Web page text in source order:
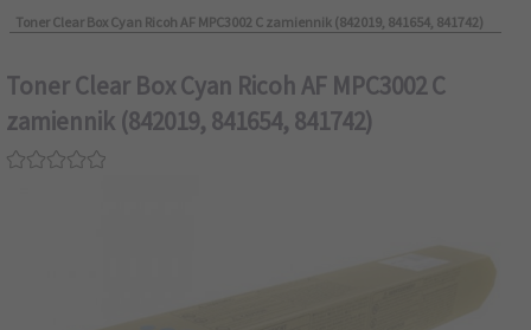
Toner Clear Box Cyan Ricoh AF MPC3002 C zamiennik (842019, 841654, 841742)
Toner Clear Box Cyan Ricoh AF MPC3002 C
zamiennik (842019, 841654, 841742)